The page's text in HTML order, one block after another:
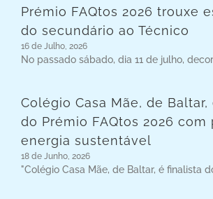
Prémio FAQtos 2026 trouxe
do secundário ao Técnico
16 de Julho, 2026
No passado sábado, dia 11 de julho,
Colégio Casa Mãe, de
do Prémio FAQtos 2026 com
energia sustentável
18 de Junho, 2026
"Colégio Casa Mãe, de Baltar, é finalista